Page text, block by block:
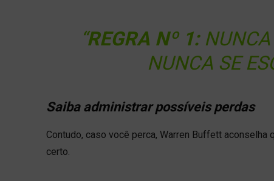
“REGRA Nº 1:
NUNCA SE
Saiba administrar possíveis perdas
Contudo, caso você perca, Warren Buffett
certo.